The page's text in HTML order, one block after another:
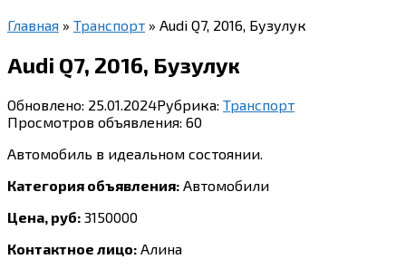
Главная » Транспорт » Audi Q7, 2016, Бузулук
Audi Q7, 2016, Бузулук
Обновлено: 25.01.2024Рубрика: Транспорт
Просмотров объявления: 60
Автомобиль в идеальном состоянии.
Категория объявления: Автомобили
Цена, руб: 3150000
Контактное лицо: Алина